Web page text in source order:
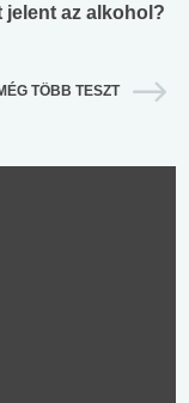
jelent az alkohol?
TÖBB TESZT